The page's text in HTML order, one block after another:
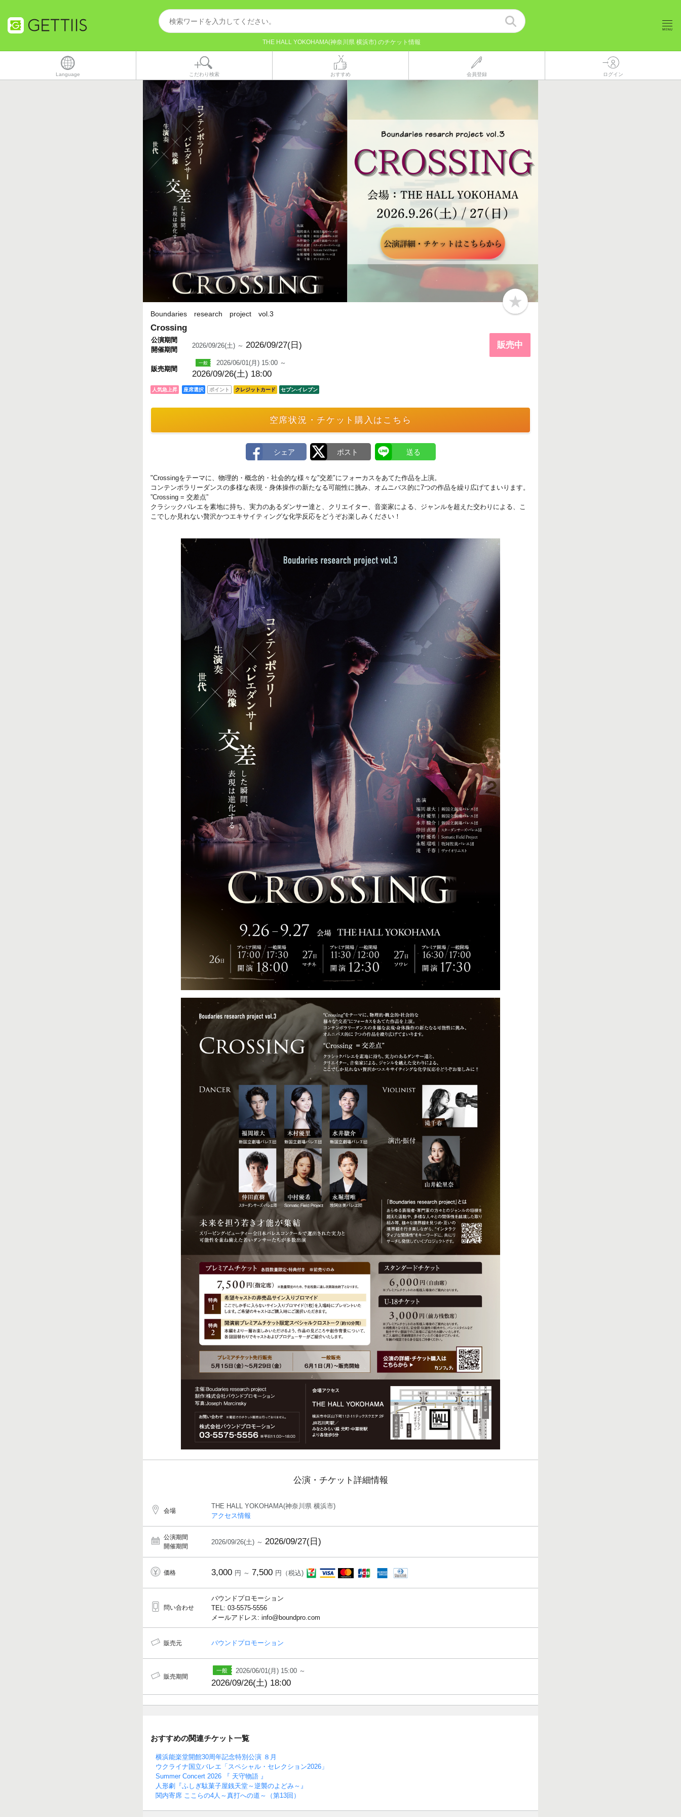
THE HALL YOKOHAMA(神奈川県 横浜市) のチケット情報
Language こだわり検索 おすすめ 会員登録 ログイン
b
o
a
k
Boundaries research project vol.3
Crossing
公演期間
開催期間
2026/09/26(土) ～ 2026/09/27(日)
販売期間
2026/06/01(月) 15:00 ～
2026/09/26(土) 18:00
販売中
人気急上昇 座席選択 ポイント クレジットカード セブン‐イレブン
空席状況・チケット購入はこちら
"Crossingをテーマに、物理的・概念的・社会的な様々な"交差″にフォーカスをあてた作品を上演。
コンテンポラリーダンスの多様な表現・身体操作の新たなる可能性に挑み、オムニバス的に7つの作品を繰り広げてまいります。
”Crossing = 交差点”
クラシックバレエを素地に持ち、実力のあるダンサー達と、クリエイター、音楽家による、ジャンルを超えた交わりによる、こ
こでしか見れない贅沢かつエキサイティングな化学反応をどうぞお楽しみください！
公演・チケット詳細情報
会場
THE HALL YOKOHAMA(神奈川県 横浜市)
アクセス情報
公演期間
開催期間
2026/09/26(土) ～ 2026/09/27(日)
価格 3,000 円 ～ 7,500 円（税込)
問い合わせ
バウンドプロモーション
TEL: 03-5575-5556
メールアドレス: info@boundpro.com
販売元 バウンドプロモーション
販売期間
2026/06/01(月) 15:00 ～
2026/09/26(土) 18:00
おすすめの関連チケット一覧
横浜能楽堂開館30周年記念特別公演 ８月
ウクライナ国立バレエ「スペシャル・セレクション2026」
Summer Concert 2026 『 天守物語 』
人形劇『ふしぎ駄菓子屋銭天堂～逆襲のよどみ～』
関内寄席 ここらの4人～真打への道～（第13回）